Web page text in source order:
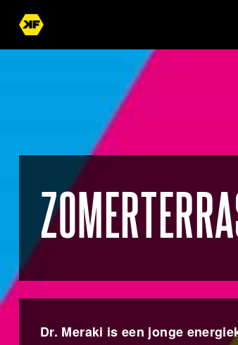
Dr. Meraki is een jonge